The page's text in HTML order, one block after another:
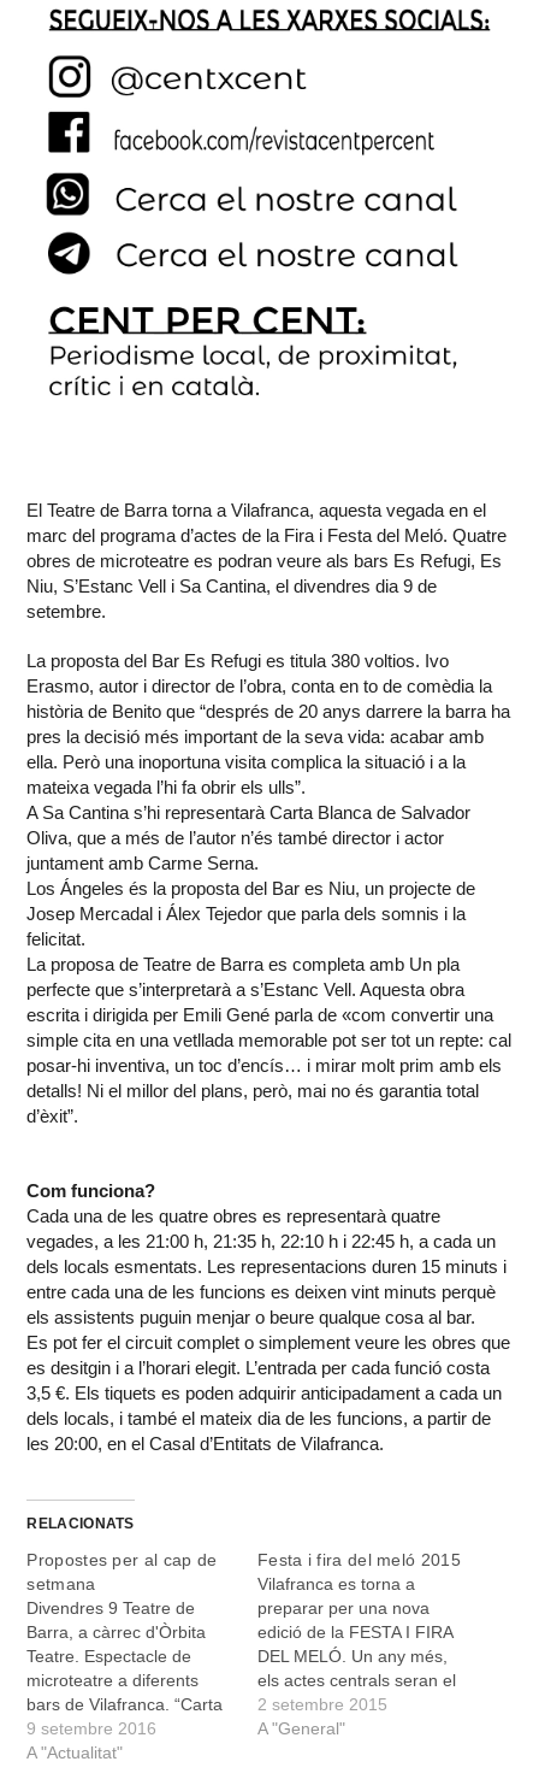
El Teatre de Barra torna a Vilafranca, aquesta vegada en el
marc del programa d’actes de la Fira i Festa del Meló. Quatre
obres de microteatre es podran veure als bars Es Refugi, Es
Niu, S’Estanc Vell i Sa Cantina, el divendres dia 9 de
setembre.
La proposta del Bar Es Refugi es titula 380 voltios. Ivo
Erasmo, autor i director de l’obra, conta en to de comèdia la
història de Benito que “després de 20 anys darrere la barra ha
pres la decisió més important de la seva vida: acabar amb
ella. Però una inoportuna visita complica la situació i a la
mateixa vegada l’hi fa obrir els ulls”.
A Sa Cantina s’hi representarà Carta Blanca de Salvador
Oliva, que a més de l’autor n’és també director i actor
juntament amb Carme Serna.
Los Ángeles és la proposta del Bar es Niu, un projecte de
Josep Mercadal i Álex Tejedor que parla dels somnis i la
felicitat.
La proposa de Teatre de Barra es completa amb Un pla
perfecte que s’interpretarà a s’Estanc Vell. Aquesta obra
escrita i dirigida per Emili Gené parla de «com convertir una
simple cita en una vetllada memorable pot ser tot un repte: cal
posar-hi inventiva, un toc d’encís… i mirar molt prim amb els
detalls! Ni el millor del plans, però, mai no és garantia total
d’èxit”.
Com funciona?
Cada una de les quatre obres es representarà quatre
vegades, a les 21:00 h, 21:35 h, 22:10 h i 22:45 h, a cada un
dels locals esmentats. Les representacions duren 15 minuts i
entre cada una de les funcions es deixen vint minuts perquè
els assistents puguin menjar o beure qualque cosa al bar.
Es pot fer el circuit complet o simplement veure les obres que
es desitgin i a l’horari elegit. L’entrada per cada funció costa
3,5 €. Els tiquets es poden adquirir anticipadament a cada un
dels locals, i també el mateix dia de les funcions, a partir de
les 20:00, en el Casal d’Entitats de Vilafranca.
RELACIONATS
Propostes per al cap de
setmana
Divendres 9 Teatre de
Barra, a càrrec d'Òrbita
Teatre. Espectacle de
microteatre a diferents
bars de Vilafranca. “Carta
Blanca” en el Bar Sa
Cantina. “380 Voltios”, en
9 setembre 2016
A "Actualitat"
Festa i fira del meló 2015
Vilafranca es torna a
preparar per una nova
edició de la FESTA I FIRA
DEL MELÓ. Un any més,
els actes centrals seran el
dissabte i diumenge, en
aquest cas, 5 i 6 de
2 setembre 2015
A "General"